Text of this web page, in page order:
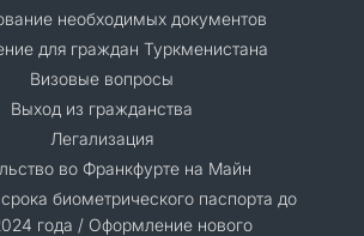
необходимых документов
для граждан Туркменистана
Визовые вопросы
Выход из гражданства
Легализация
во Франкфурте на Майн
биометрического паспорта до
года / Оформление нового